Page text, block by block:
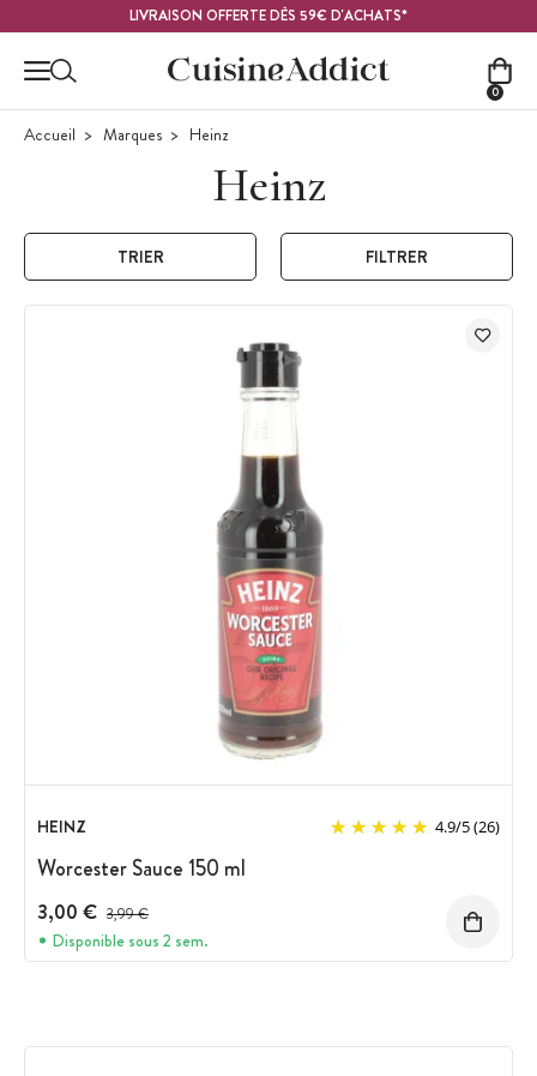
LIVRAISON OFFERTE DÈS 59€ D'ACHATS*
0
Accueil Marques Heinz
Heinz
TRIER FILTRER
HEINZ 4.9/5(26)
Worcester Sauce 150 ml
3,00 € Prix avant réduction :
3,99 €
Disponible sous 2 sem.